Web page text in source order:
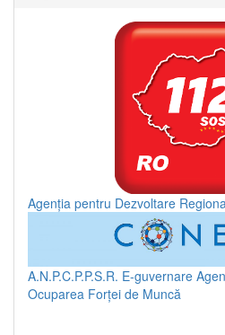
Agenția pentru Dezvoltare
A.N.P.C.P.P.S.R. E-guvernare
Ocuparea Forței de Muncă